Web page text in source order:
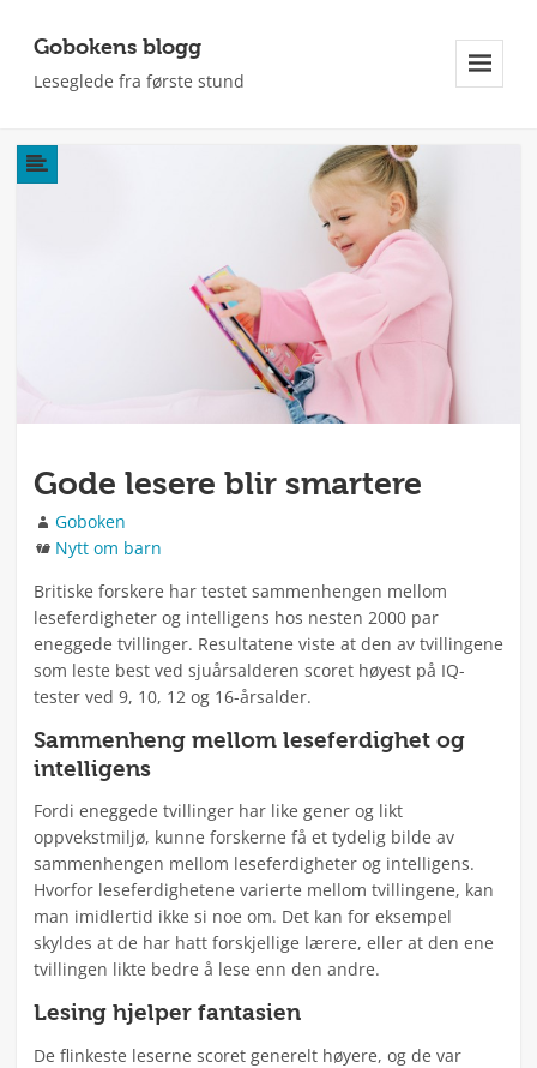
Gobokens blogg
Leseglede fra første stund
Gode lesere blir smartere
Forfatter
Goboken
Kategorier
Nytt om barn
Britiske forskere har testet sammenhengen mellom
leseferdigheter og intelligens hos nesten 2000 par
eneggede tvillinger. Resultatene viste at den av tvillingene
som leste best ved sjuårsalderen scoret høyest på IQ-
tester ved 9, 10, 12 og 16-årsalder.
Sammenheng mellom leseferdighet og
intelligens
Fordi eneggede tvillinger har like gener og likt
oppvekstmiljø, kunne forskerne få et tydelig bilde av
sammenhengen mellom leseferdigheter og intelligens.
Hvorfor leseferdighetene varierte mellom tvillingene, kan
man imidlertid ikke si noe om. Det kan for eksempel
skyldes at de har hatt forskjellige lærere, eller at den ene
tvillingen likte bedre å lese enn den andre.
Lesing hjelper fantasien
De flinkeste leserne scoret generelt høyere, og de var